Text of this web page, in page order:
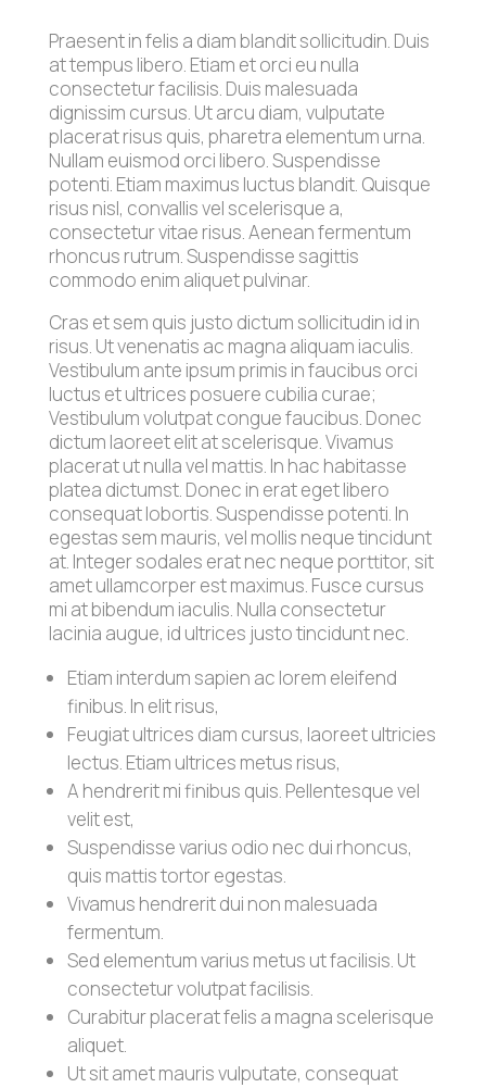
Praesent in felis a diam blandit sollicitudin. Duis
at tempus libero. Etiam et orci eu nulla
consectetur facilisis. Duis malesuada
dignissim cursus. Ut arcu diam, vulputate
placerat risus quis, pharetra elementum urna.
Nullam euismod orci libero. Suspendisse
potenti. Etiam maximus luctus blandit. Quisque
risus nisl, convallis vel scelerisque a,
consectetur vitae risus. Aenean fermentum
rhoncus rutrum. Suspendisse sagittis
commodo enim aliquet pulvinar.
Cras et sem quis justo dictum sollicitudin id in
risus. Ut venenatis ac magna aliquam iaculis.
Vestibulum ante ipsum primis in faucibus orci
luctus et ultrices posuere cubilia curae;
Vestibulum volutpat congue faucibus. Donec
dictum laoreet elit at scelerisque. Vivamus
placerat ut nulla vel mattis. In hac habitasse
platea dictumst. Donec in erat eget libero
consequat lobortis. Suspendisse potenti. In
egestas sem mauris, vel mollis neque tincidunt
at. Integer sodales erat nec neque porttitor, sit
amet ullamcorper est maximus. Fusce cursus
mi at bibendum iaculis. Nulla consectetur
lacinia augue, id ultrices justo tincidunt nec.
Etiam interdum sapien ac lorem eleifend
finibus. In elit risus,
Feugiat ultrices diam cursus, laoreet ultricies
lectus. Etiam ultrices metus risus,
A hendrerit mi finibus quis. Pellentesque vel
velit est,
Suspendisse varius odio nec dui rhoncus,
quis mattis tortor egestas.
Vivamus hendrerit dui non malesuada
fermentum.
Sed elementum varius metus ut facilisis. Ut
consectetur volutpat facilisis.
Curabitur placerat felis a magna scelerisque
aliquet.
Ut sit amet mauris vulputate, consequat